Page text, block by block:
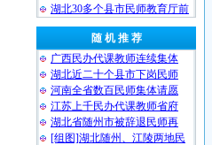
湖北30多个县市民师教育厅前
随 机 推 荐
广西民办代课教师连续集体
湖北近二十个县市下岗民师
河南全省数百民师集体请愿
江苏上千民办代课教师省府
湖北省随州市被辞退民师再
[组图]湖北随州、江陵两地民